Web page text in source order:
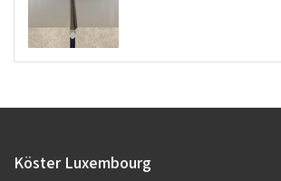
Köster Luxembourg